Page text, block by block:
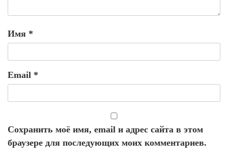
Имя *
Email *
Сохранить моё имя, email и адрес сайта в этом
браузере для последующих моих комментариев.